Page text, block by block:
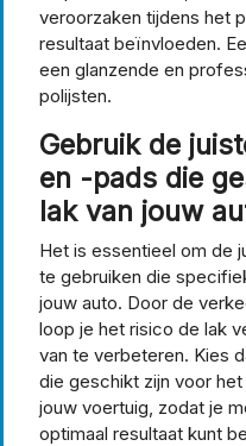
veroorzaken tijdens het
resultaat beïnvloeden.
een glanzende en
polijsten.
Gebruik de
en -pads die
lak van jouw
Het is essentieel om de
te gebruiken die
jouw auto. Door de
loop je het risico de lak
van te verbeteren. Kies
die geschikt zijn voor
jouw voertuig, zodat je
optimaal resultaat kunt